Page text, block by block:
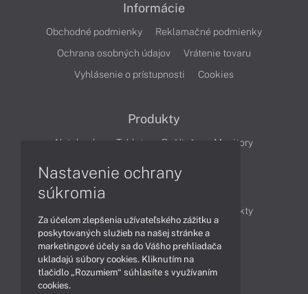
Informácie
Obchodné podmienky
Reklamačné podmienky
Ochrana osobných údajov
Vrátenie tovaru
Vyhlásenie o prístupnosti
Cookies
Produkty
Notebooky Tablety Počítače Monitory
Produkty
Technológie
Videá
Obsah
Nastavenie ochrany
súkromia
Za účelom zlepšenia užívateľského zážitku a
poskytovaných služieb na našej stránke a
marketingové účely sa do Vášho prehliadača
ukladajú súbory cookies. Kliknutím na
tlačidlo „Rozumiem“ súhlasíte s využívaním
cookies.